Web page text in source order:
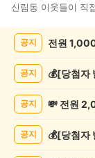
신림동 이웃들이 직
공지 전원
공지
공지
공지